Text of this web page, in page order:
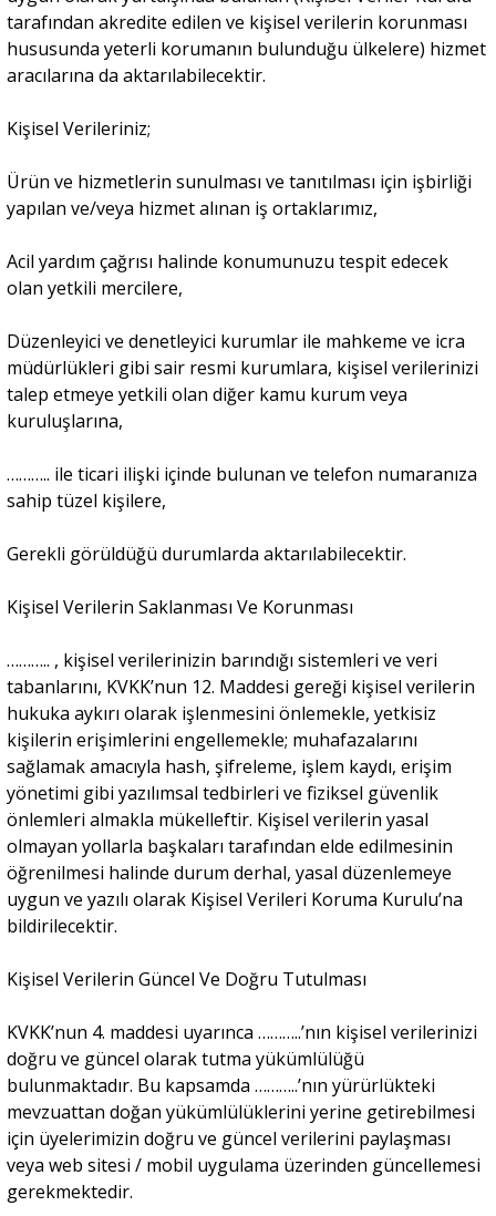
tarafından akredite edilen ve kişisel verilerin korunması
hususunda yeterli korumanın bulunduğu ülkelere) hizmet
aracılarına da aktarılabilecektir.
Kişisel Verileriniz;
Ürün ve hizmetlerin sunulması ve tanıtılması için işbirliği
yapılan ve/veya hizmet alınan iş ortaklarımız,
Acil yardım çağrısı halinde konumunuzu tespit edecek
olan yetkili mercilere,
Düzenleyici ve denetleyici kurumlar ile mahkeme ve icra
müdürlükleri gibi sair resmi kurumlara, kişisel verilerinizi
talep etmeye yetkili olan diğer kamu kurum veya
kuruluşlarına,
……….. ile ticari ilişki içinde bulunan ve telefon numaranıza
sahip tüzel kişilere,
Gerekli görüldüğü durumlarda aktarılabilecektir.
Kişisel Verilerin Saklanması Ve Korunması
……….. , kişisel verilerinizin barındığı sistemleri ve veri
tabanlarını, KVKK’nun 12. Maddesi gereği kişisel verilerin
hukuka aykırı olarak işlenmesini önlemekle, yetkisiz
kişilerin erişimlerini engellemekle; muhafazalarını
sağlamak amacıyla hash, şifreleme, işlem kaydı, erişim
yönetimi gibi yazılımsal tedbirleri ve fiziksel güvenlik
önlemleri almakla mükelleftir. Kişisel verilerin yasal
olmayan yollarla başkaları tarafından elde edilmesinin
öğrenilmesi halinde durum derhal, yasal düzenlemeye
uygun ve yazılı olarak Kişisel Verileri Koruma Kurulu’na
bildirilecektir.
Kişisel Verilerin Güncel Ve Doğru Tutulması
KVKK’nun 4. maddesi uyarınca ………..’nın kişisel verilerinizi
doğru ve güncel olarak tutma yükümlülüğü
bulunmaktadır. Bu kapsamda ………..’nın yürürlükteki
mevzuattan doğan yükümlülüklerini yerine getirebilmesi
için üyelerimizin doğru ve güncel verilerini paylaşması
veya web sitesi / mobil uygulama üzerinden güncellemesi
gerekmektedir.